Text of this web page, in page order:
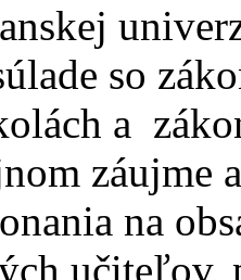
so
a
záujme
na
učiteľov,